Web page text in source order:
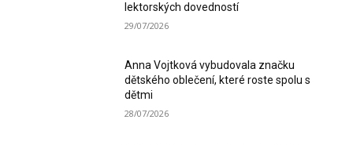
lektorských dovedností
29/07/2026
Anna Vojtková vybudovala značku
dětského oblečení, které roste spolu s
dětmi
28/07/2026